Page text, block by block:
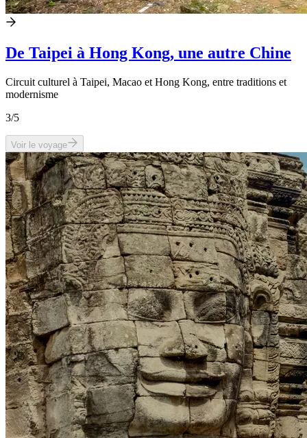
De Taipei à Hong Kong, une autre Chine
Circuit culturel à Taipei, Macao et Hong Kong, entre traditions et
modernisme
3/5
Voir le voyage